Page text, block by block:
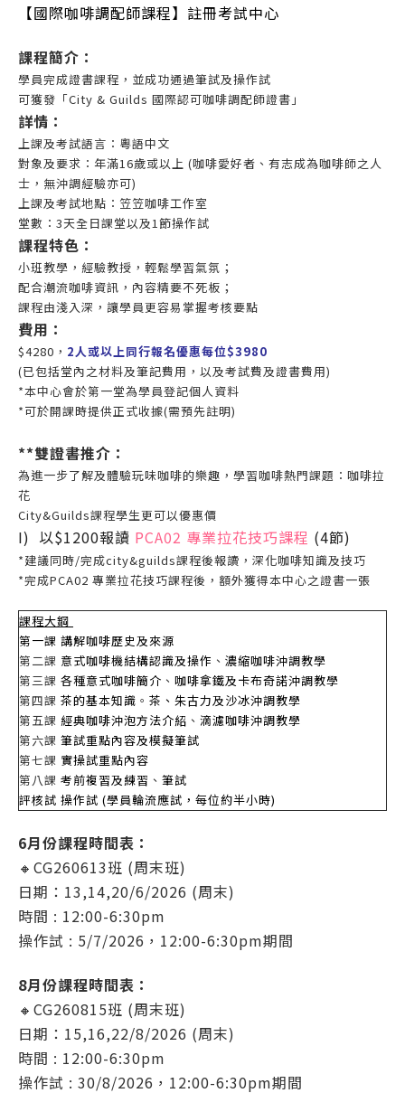
【國際咖啡調配師課程】註冊考試中心
課程簡介 ：
學員完成證書課程，並成功通過筆試及操作試
可獲發「City & Guilds 國際認可咖啡調配師證書」
詳情：
上課及考試語言：粵語中文
對象及要求 ： 年滿16歲或以上 (咖啡愛好者、有志成為咖啡師之人
士，無沖調經驗亦可)
上課及考試地點： 笠笠咖啡工作室
堂數 ：3天全日課堂以及1節操作試
課程特色 ：
小班教學，經驗教授，輕鬆學習氣氛 ；
配合潮流咖啡資訊 ，內容精要不死板；
課程由淺入深，讓學員更容易掌握考核要點
費用：
$4280， 2人或以上同行報名優惠每位$3980
(已包括堂內之材料及筆記費用 ，以及考試費及證書費用)
*本中心會於第一堂為學員登記個人資料
*可於開課時提供正式收據(需預先註明)
**雙證書推介：
為進一步了解及體驗玩味咖啡的樂趣，學習咖啡熱門課題：咖啡拉
花
City&Guilds課程學生更可以優惠價
I) 以$1200報讀 PCA02 專業拉花技巧課程 (4節)
*建議同時/完成city&guilds課程後報讀，深化咖啡知識及技巧
*完成PCA02 專業拉花技巧課程後，額外獲得本中心之證書一張
課程大鋼
第一課 講解咖啡歷史及來源
第二課 意式咖啡機結構認識及操作 、 濃縮咖啡沖調教學
第三課 各種意式咖啡簡介 、 咖啡拿鐵及卡布奇諾沖調教學
第四課 茶的基本知識 。 茶、朱古力及沙冰沖調教學
第五課 經典咖啡沖泡方法介紹 、 滴濾咖啡沖調教學
第六課 筆試重點內容及模擬筆試
第七課 實操試重點內容
第八課 考前複習及練習 、 筆試
評核試 操作試 (學員輪流應試，每位約半小時)
6月份課程時間表：
🔸 CG260613班 (周末班)
日期：13,14,20/6/2026 (周末)
時間 : 12:00-6:30pm
操作試 : 5/7/2026，12:00-6:30pm期間
8月份課程時間表：
🔸CG260815班 (周末班)
日期：15,16,22/8/2026 (周末)
時間 : 12:00-6:30pm
操作試 : 30/8/2026，12:00-6:30pm期間